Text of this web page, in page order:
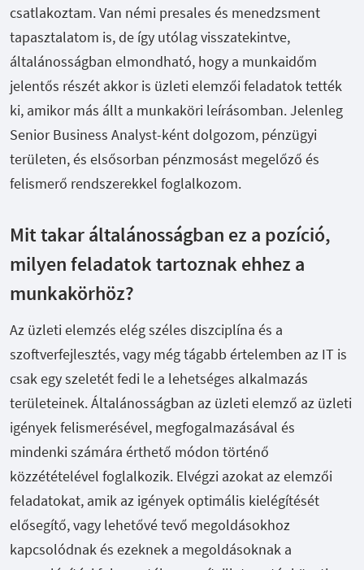
csatlakoztam. Van némi presales és menedzsment
tapasztalatom is, de így utólag visszatekintve,
általánosságban elmondható, hogy a munkaidőm
jelentős részét akkor is üzleti elemzői feladatok tették
ki, amikor más állt a munkaköri leírásomban. Jelenleg
Senior Business Analyst-ként dolgozom, pénzügyi
területen, és elsősorban pénzmosást megelőző és
felismerő rendszerekkel foglalkozom.
Mit takar általánosságban ez a pozíció,
milyen feladatok tartoznak ehhez a
munkakörhöz?
Az üzleti elemzés elég széles diszciplína és a
szoftverfejlesztés, vagy még tágabb értelemben az IT is
csak egy szeletét fedi le a lehetséges alkalmazás
területeinek. Általánosságban az üzleti elemző az üzleti
igények felismerésével, megfogalmazásával és
mindenki számára érthető módon történő
közzétételével foglalkozik. Elvégzi azokat az elemzői
feladatokat, amik az igények optimális kielégítését
elősegítő, vagy lehetővé tevő megoldásokhoz
kapcsolódnak és ezeknek a megoldásoknak a